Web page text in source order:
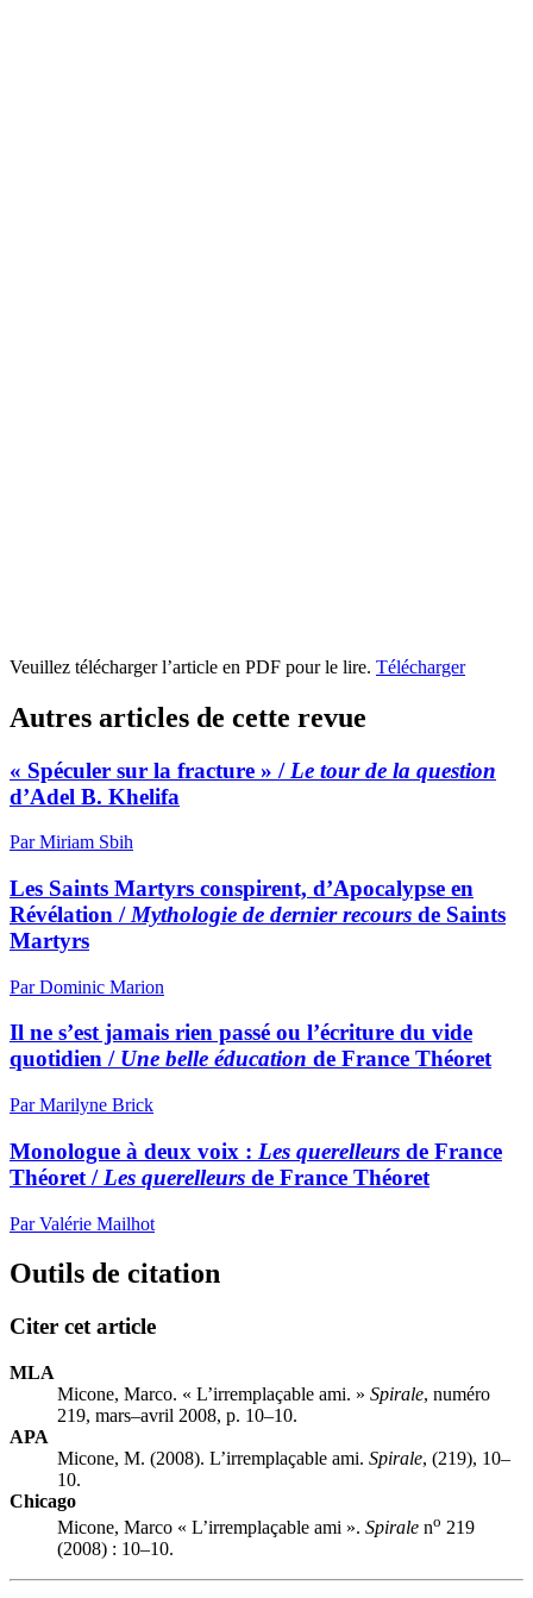
Veuillez télécharger l’article en PDF pour le lire. Télécharger
Autres articles de cette revue
« Spéculer sur la fracture » / Le tour de la question
d’Adel B. Khelifa
Par Miriam Sbih
Les Saints Martyrs conspirent, d’Apocalypse en
Révélation / Mythologie de dernier recours de Saints
Martyrs
Par Dominic Marion
Il ne s’est jamais rien passé ou l’écriture du vide
quotidien / Une belle éducation de France Théoret
Par Marilyne Brick
Monologue à deux voix : Les querelleurs de France
Théoret / Les querelleurs de France Théoret
Par Valérie Mailhot
Outils de citation
Citer cet article
MLA
Micone, Marco. « L’irremplaçable ami. » Spirale, numéro
219, mars–avril 2008, p. 10–10.
APA
Micone, M. (2008). L’irremplaçable ami. Spirale, (219), 10–
10.
Chicago
Micone, Marco « L’irremplaçable ami ». Spirale no 219
(2008) : 10–10.